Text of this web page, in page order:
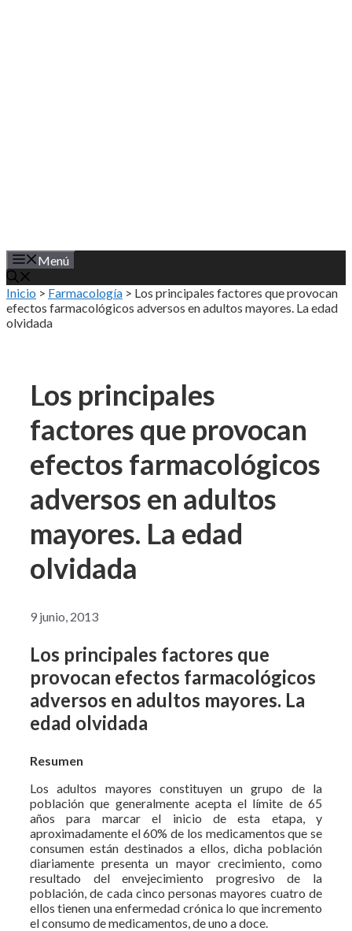
Menú
Inicio > Farmacología > Los principales factores que provocan
efectos farmacológicos adversos en adultos mayores. La edad
olvidada
Los principales
factores que provocan
efectos farmacológicos
adversos en adultos
mayores. La edad
olvidada
9 junio, 2013
Los principales factores que
provocan efectos farmacológicos
adversos en adultos mayores. La
edad olvidada
Resumen
Los adultos mayores constituyen un grupo de la
población que generalmente acepta el límite de 65
años para marcar el inicio de esta etapa, y
aproximadamente el 60% de los medicamentos que se
consumen están destinados a ellos, dicha población
diariamente presenta un mayor crecimiento, como
resultado del envejecimiento progresivo de la
población, de cada cinco personas mayores cuatro de
ellos tienen una enfermedad crónica lo que incremento
el consumo de medicamentos, de uno a doce.